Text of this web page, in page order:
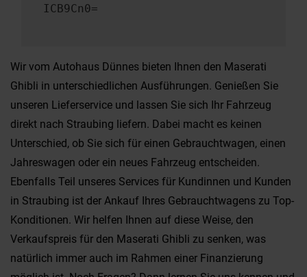
ICB9Cn0=
Wir vom Autohaus Dünnes bieten Ihnen den Maserati
Ghibli in unterschiedlichen Ausführungen. Genießen Sie
unseren Lieferservice und lassen Sie sich Ihr Fahrzeug
direkt nach Straubing liefern. Dabei macht es keinen
Unterschied, ob Sie sich für einen Gebrauchtwagen, einen
Jahreswagen oder ein neues Fahrzeug entscheiden.
Ebenfalls Teil unseres Services für Kundinnen und Kunden
in Straubing ist der Ankauf Ihres Gebrauchtwagens zu Top-
Konditionen. Wir helfen Ihnen auf diese Weise, den
Verkaufspreis für den Maserati Ghibli zu senken, was
natürlich immer auch im Rahmen einer Finanzierung